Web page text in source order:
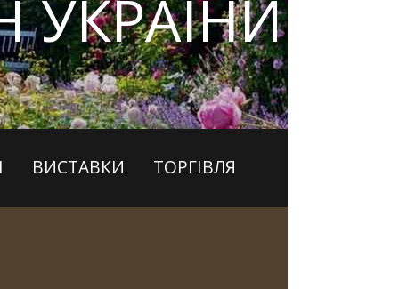
ВИСТАВКИ ТОРГІВЛЯ